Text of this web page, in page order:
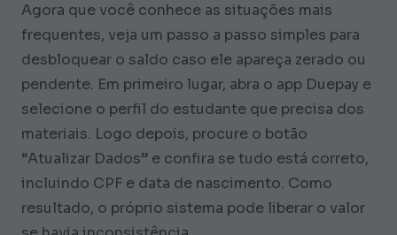
Agora que você conhece as situações mais
frequentes, veja um passo a passo simples para
desbloquear o saldo caso ele apareça zerado ou
pendente. Em primeiro lugar, abra o app Duepay e
selecione o perfil do estudante que precisa dos
materiais. Logo depois, procure o botão
“Atualizar Dados” e confira se tudo está correto,
incluindo CPF e data de nascimento. Como
resultado, o próprio sistema pode liberar o valor